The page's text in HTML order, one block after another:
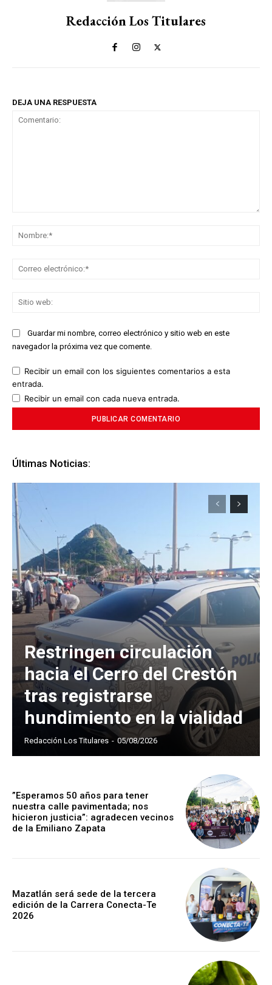
Redacción Los Titulares
DEJA UNA RESPUESTA
Guardar mi nombre, correo electrónico y sitio web en este
navegador la próxima vez que comente.
Recibir un email con los siguientes comentarios a esta
entrada.
Recibir un email con cada nueva entrada.
Últimas Noticias:
Restringen circulación
hacia el Cerro del Crestón
tras registrarse
hundimiento en la vialidad
Redacción Los Titulares - 05/08/2026
”Esperamos 50 años para tener
nuestra calle pavimentada; nos
hicieron justicia”: agradecen vecinos
de la Emiliano Zapata
Mazatlán será sede de la tercera
edición de la Carrera Conecta-Te
2026